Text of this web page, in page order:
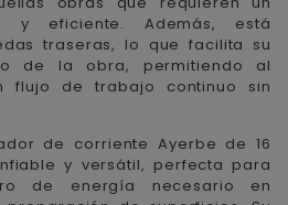
y eficiente. Además, está
traseras, lo que facilita su
de la obra, permitiendo al
flujo de trabajo continuo sin
de corriente Ayerbe de 16
y versátil, perfecta para
de energía necesario en